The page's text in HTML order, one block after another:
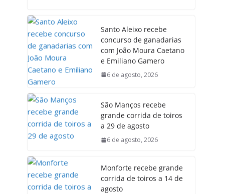
Santo Aleixo recebe
concurso de ganadarias
com João Moura Caetano
e Emiliano Gamero
6 de agosto, 2026
São Manços recebe
grande corrida de toiros
a 29 de agosto
6 de agosto, 2026
Monforte recebe grande
corrida de toiros a 14 de
agosto